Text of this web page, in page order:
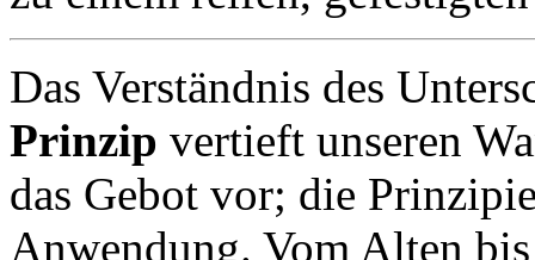
Das Verständnis des
Prinzip vertieft unseren
das Gebot vor; die
Anwendung. Vom Alten